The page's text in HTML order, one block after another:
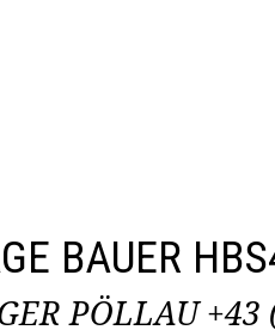
BAUER
PÖLLAU +43